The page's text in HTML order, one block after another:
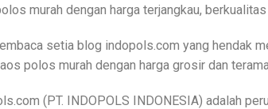
murah dengan harga terjangkau,
setia blog indopols.com yang hendak
polos murah dengan harga grosir dan
(PT. INDOPOLS INDONESIA) adalah